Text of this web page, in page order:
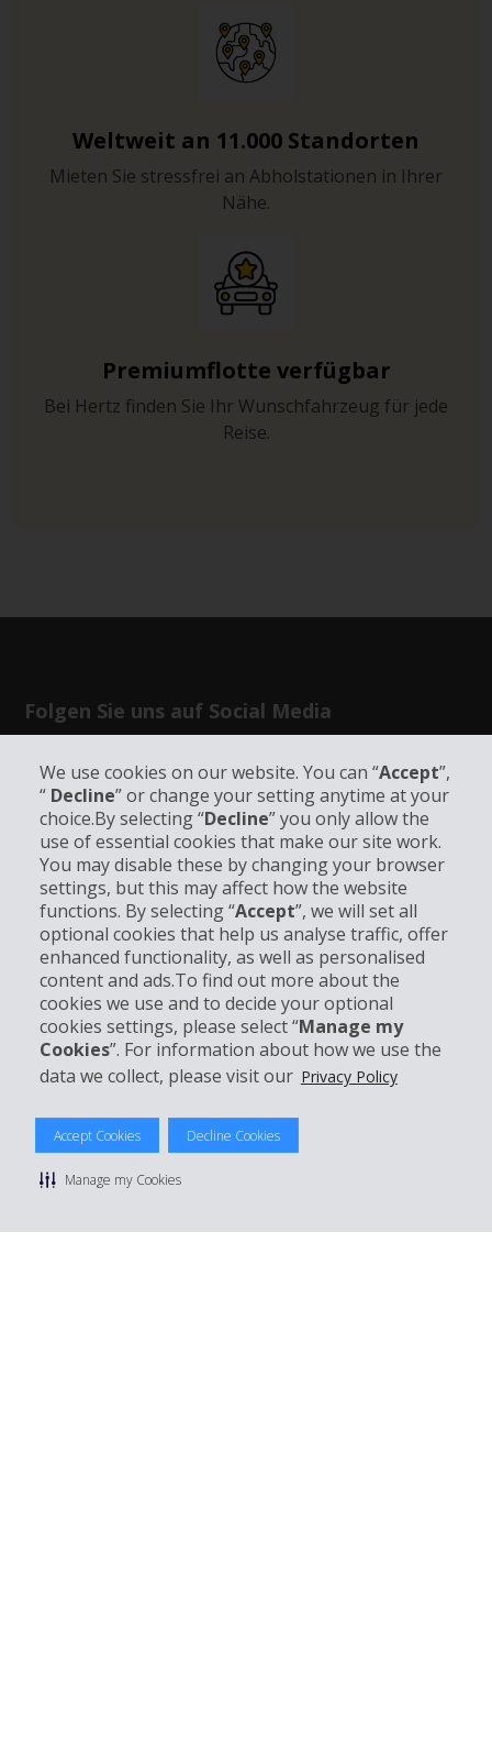
We use cookies on our website. You can “Accept”,
“ Decline” or change your setting anytime at your
choice.By selecting “Decline” you only allow the
use of essential cookies that make our site work.
You may disable these by changing your browser
settings, but this may affect how the website
functions. By selecting “Accept”, we will set all
optional cookies that help us analyse traffic, offer
enhanced functionality, as well as personalised
content and ads.To find out more about the
cookies we use and to decide your optional
cookies settings, please select “Manage my
Cookies”. For information about how we use the
data we collect, please visit our Privacy Policy
Accept Cookies Decline Cookies
Manage my Cookies
Weltweit an 11.000 Standorten
Mieten Sie stressfrei an Abholstationen in Ihrer
Nähe.
Premiumflotte verfügbar
Bei Hertz finden Sie Ihr Wunschfahrzeug für jede
Reise.
Folgen Sie uns auf Social Media
Unternehmensinformation
Partner
Kundenservice
Mieten bei Hertz
© 2026 The Hertz System, Inc.
Datenschutzrichtlinie |
Sitemap Cookies verwalten